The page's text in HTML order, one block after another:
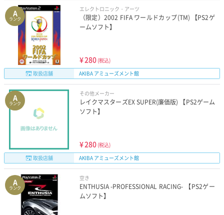
A
ランク
エレクトロニック・アーツ
（限定）2002 FIFA ワールドカップ(TM) 【PS2ゲ
ームソフト】
¥280 (税込)
取扱店舗
AKIBA アミューズメント館
A
ランク
その他メーカー
レイクマスターズEX SUPER(廉価版) 【PS2ゲーム
ソフト】
¥280 (税込)
取扱店舗
AKIBA アミューズメント館
A
ランク
空き
ENTHUSIA -PROFESSIONAL RACING- 【PS2ゲー
ムソフト】